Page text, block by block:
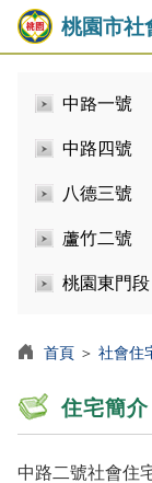
桃園市社
中路一號
中路四號
八德三號
蘆竹二號
桃園東門段
首頁 ＞ 社會住
住宅簡介
中路二號社會住